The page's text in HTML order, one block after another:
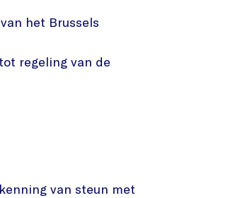
het Brussels
regeling van de
van steun met